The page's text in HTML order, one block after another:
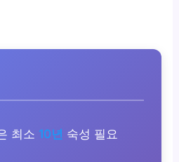
최소 10년 숙성 필요